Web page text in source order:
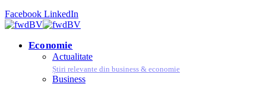
Facebook LinkedIn
Economie
Actualitate
Știri relevante din business & economie
Business